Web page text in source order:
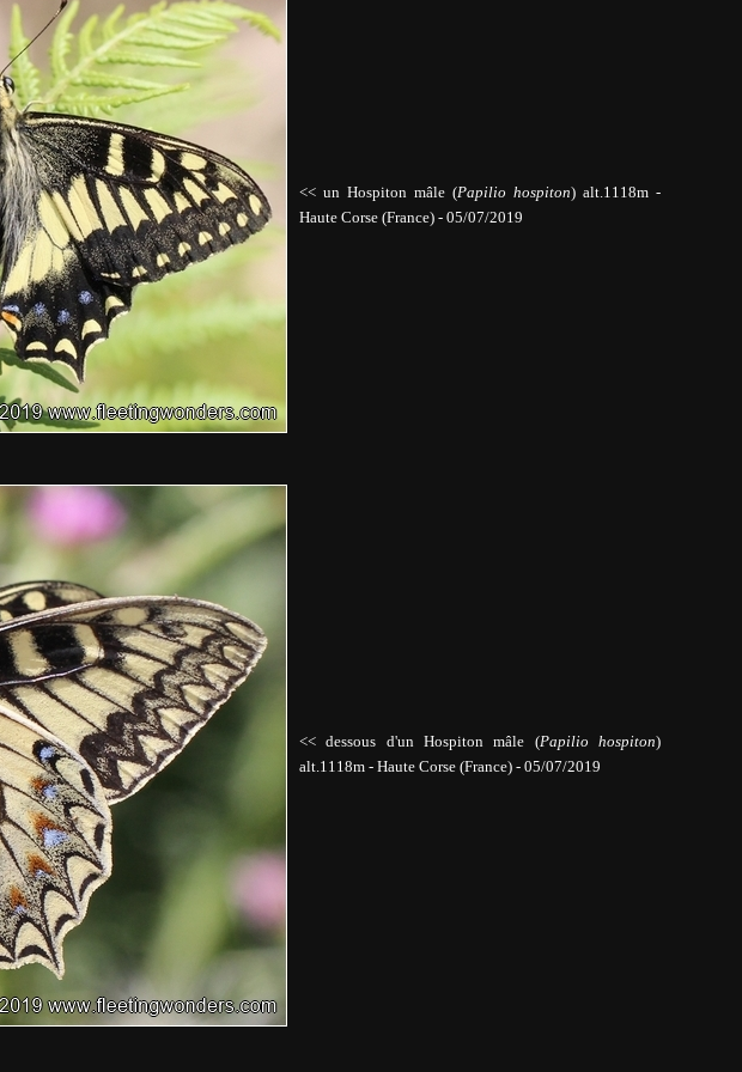
<< un Hospiton mâle (Papilio hospiton)alt.1118m -
Haute Corse (France) - 05/07/2019
<< dessous d'un Hospiton mâle (Papilio hospiton)
alt.1118m - Haute Corse (France) - 05/07/2019